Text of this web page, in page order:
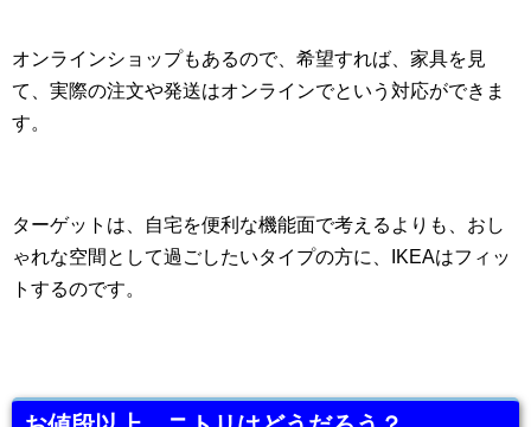
オンラインショップもあるので、希望すれば、家具を見
て、実際の注文や発送はオンラインでという対応ができま
す。
ターゲットは、自宅を便利な機能面で考えるよりも、おし
ゃれな空間として過ごしたいタイプの方に、IKEAはフィッ
トするのです。